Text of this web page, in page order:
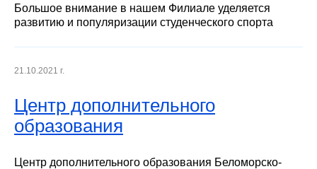
Большое внимание в нашем Филиале уделяется
развитию и популяризации студенческого спорта
21.10.2021 г.
Центр дополнительного
образования
Центр дополнительного образования Беломорско-